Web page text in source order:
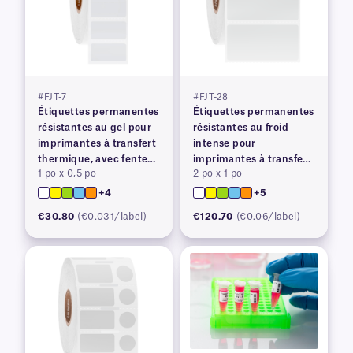
#FJT-7
Étiquettes permanentes
résistantes au gel pour
imprimantes à transfert
thermique, avec fente
arrière
1 po x 0,5 po
+4
€30.80 (€0.031/label)
#FJT-28
Étiquettes permanentes
résistantes au froid
intense pour
imprimantes à transfert
thermique
2 po x 1 po
+5
€120.70 (€0.06/label)